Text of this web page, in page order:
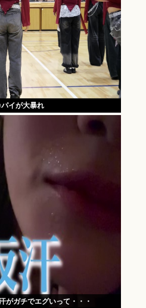
イが大暴れ
がガチでエグいって・・・